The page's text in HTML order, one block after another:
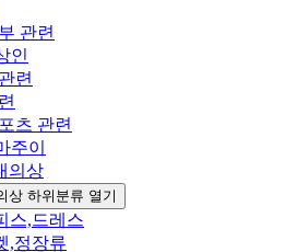
관련
인
련
츠 관련
주이
의상
상 하위분류 열기
스,드레스
,정장류